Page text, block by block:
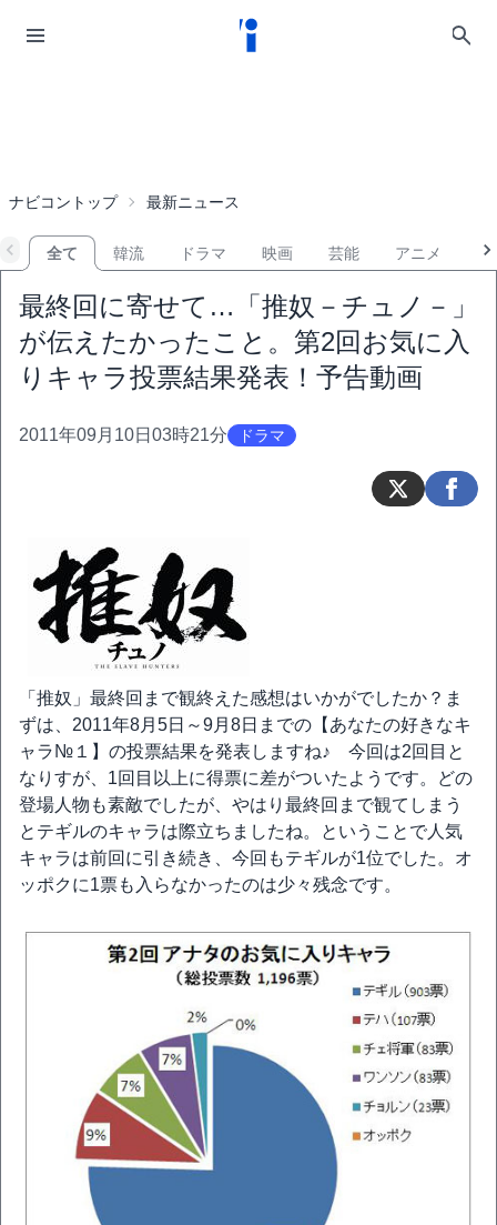
ナビコントップ 最新ニュース
全て 韓流 ドラマ 映画 芸能 アニメ
最終回に寄せて…「推奴－チュノ－」
が伝えたかったこと。第2回お気に入
りキャラ投票結果発表！予告動画
2011年09月10日03時21分 ドラマ
「推奴」最終回まで観終えた感想はいかがでしたか？ま
ずは、2011年8月5日～9月8日までの【あなたの好きなキ
ャラ№１】の投票結果を発表しますね♪ 今回は2回目と
なりすが、1回目以上に得票に差がついたようです。どの
登場人物も素敵でしたが、やはり最終回まで観てしまう
とテギルのキャラは際立ちましたね。ということで人気
キャラは前回に引き続き、今回もテギルが1位でした。オ
ッポクに1票も入らなかったのは少々残念です。